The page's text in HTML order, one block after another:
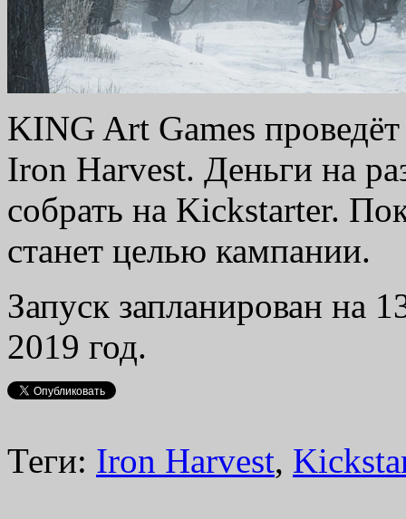
KING Art Games
Iron Harvest. Деньги на
собрать на Kickstarter.
станет целью кампании.
Запуск запланирован на
2019 год.
Теги: Iron Harvest,